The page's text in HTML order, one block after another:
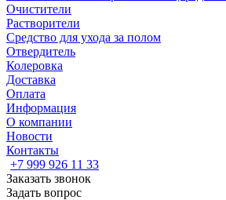
Очистители
Растворители
Средство для ухода за полом
Отвердитель
Колеровка
Доставка
Оплата
Информация
О компании
Новости
Контакты
+7 999 926 11 33
Заказать звонок
Задать вопрос